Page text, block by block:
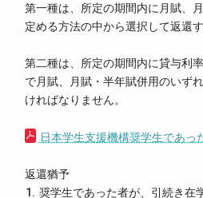
第一種は、所定の期間内に月賦、
定める方法の中から選択して返還
第二種は、所定の期間内に貸与利
で月賦、月賦・半年賦併用のいず
ければなりません。
日本学生支援機構奨学生であっ
返還猶予
奨学生であった者が、引続き在